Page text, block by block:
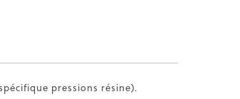
pressions résine).